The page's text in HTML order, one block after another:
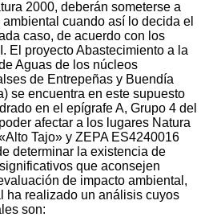
2000, deberán someterse a
cuando así lo decida el
caso, de acuerdo con los
El proyecto Abastecimiento a la
Aguas de los núcleos
de Entrepeñas y Buendía
se encuentra en este supuesto
en el epígrafe A, Grupo 4 del
afectar a los lugares Natura
Tajo» y ZEPA ES4240016
determinar la existencia de
que aconsejen
de impacto ambiental,
ha realizado un análisis cuyos
son: